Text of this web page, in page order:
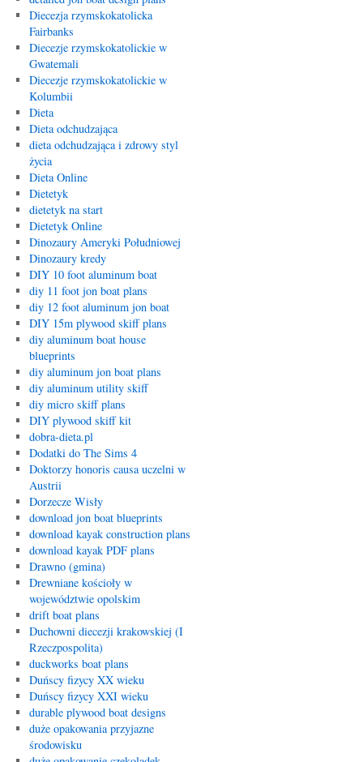
Diecezja rzymskokatolicka
Fairbanks
Diecezje rzymskokatolickie w
Gwatemali
Diecezje rzymskokatolickie w
Kolumbii
Dieta
Dieta odchudzająca
dieta odchudzająca i zdrowy styl
życia
Dieta Online
Dietetyk
dietetyk na start
Dietetyk Online
Dinozaury Ameryki Południowej
Dinozaury kredy
DIY 10 foot aluminum boat
diy 11 foot jon boat plans
diy 12 foot aluminum jon boat
DIY 15m plywood skiff plans
diy aluminum boat house
blueprints
diy aluminum jon boat plans
diy aluminum utility skiff
diy micro skiff plans
DIY plywood skiff kit
dobra-dieta.pl
Dodatki do The Sims 4
Doktorzy honoris causa uczelni w
Austrii
Dorzecze Wisły
download jon boat blueprints
download kayak construction plans
download kayak PDF plans
Drawno (gmina)
Drewniane kościoły w
województwie opolskim
drift boat plans
Duchowni diecezji krakowskiej (I
Rzeczpospolita)
duckworks boat plans
Duńscy fizycy XX wieku
Duńscy fizycy XXI wieku
durable plywood boat designs
duże opakowania przyjazne
środowisku